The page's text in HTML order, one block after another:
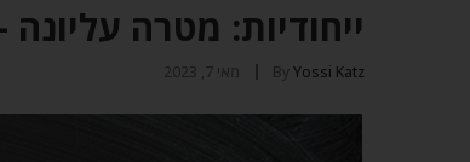
ייחודיות: מטרה
By Yossi Katz מאי 7, 2023